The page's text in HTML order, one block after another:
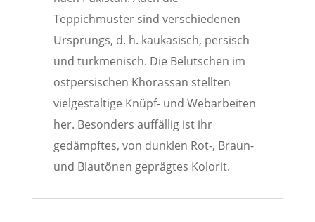
Teppichmuster sind verschiedenen
Ursprungs, d. h. kaukasisch, persisch
und turkmenisch. Die Belutschen im
ostpersischen Khorassan stellten
vielgestaltige Knüpf- und Webarbeiten
her. Besonders auffällig ist ihr
gedämpftes, von dunklen Rot-, Braun-
und Blautönen geprägtes Kolorit.